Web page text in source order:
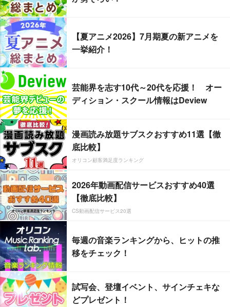
【夏アニメ2026】7月期夏の新アニメを
一挙紹介！
芸能界を志す10代～20代を応援！ オー
ディション・スクール情報はDeview
漫画読み放題サブスクおすすめ11選【徹
底比較】
オリコン顧客満足度ランキング
2026年動画配信サービスおすすめ40選
【徹底比較】
CS動画配信サービス20選
毎週の音楽ランキングから、ヒットの推
移をチェック！
試写会、登壇イベント、サインチェキな
どプレゼント！